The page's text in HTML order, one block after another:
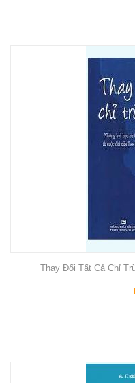
Thay Đổi Tất Cả Chỉ